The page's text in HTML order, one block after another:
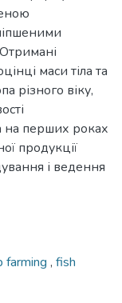
маси тіла та
різного віку,
на перших роках
продукції
і ведення
farming , fish